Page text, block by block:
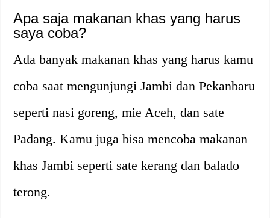
Apa saja makanan khas yang harus
saya coba?
Ada banyak makanan khas yang harus kamu
coba saat mengunjungi Jambi dan Pekanbaru
seperti nasi goreng, mie Aceh, dan sate
Padang. Kamu juga bisa mencoba makanan
khas Jambi seperti sate kerang dan balado
terong.